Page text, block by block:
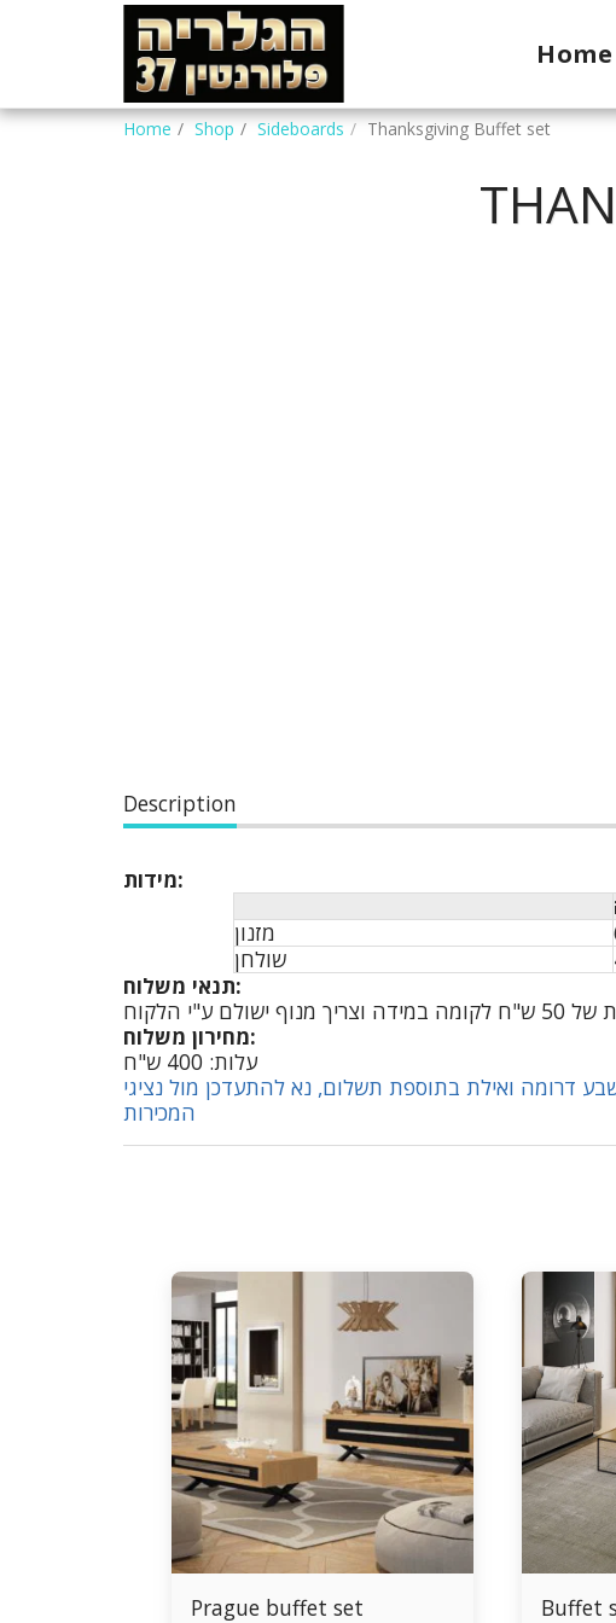
Home
Home Shop Sideboards Thanksgiving Buffet set
Description
מידות:
תנאי משלוח:
הלקוח
מחירון משלוח:
עלות: 400 ש"ח
דרומה ואילת בתוספת תשלום, נא להתעדכן מול נציגי
המכירות
Prague buffet set Buffet